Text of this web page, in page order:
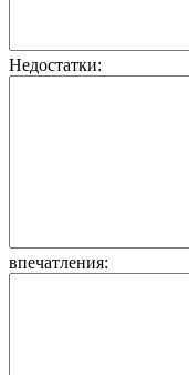
Недостатки:
впечатления: